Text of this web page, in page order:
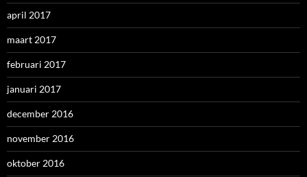
april 2017
maart 2017
februari 2017
januari 2017
december 2016
november 2016
oktober 2016